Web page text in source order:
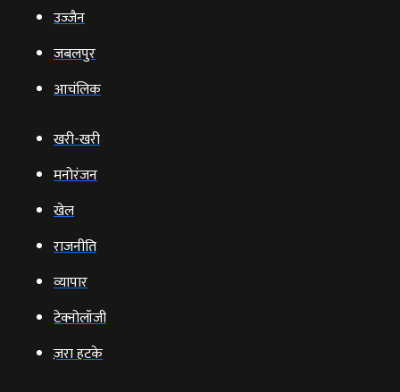
उज्‍जैन
जबलपुर
आचंलिक
खरी-खरी
मनोरंजन
खेल
राजनीति
व्‍यापार
टेक्‍नोलॉजी
ज़रा हटके